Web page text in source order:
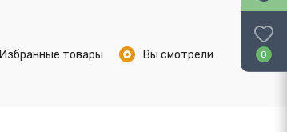
Избранные товары Вы смотрели 0